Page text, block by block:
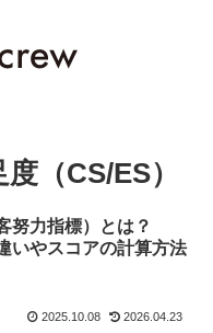
（CS/ES）
努力指標）とは？
いやスコアの計算方法
2025.10.08 2026.04.23